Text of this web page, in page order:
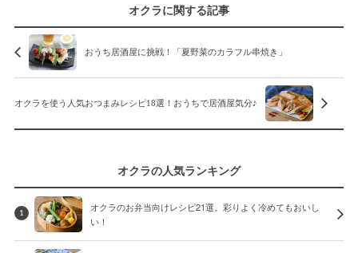
オクラに関する記事
おうち居酒屋に挑戦！「夏野菜のカラフル串焼き」
オクラを使う人気おつまみレシピ18選！おうちで居酒屋気分♪
オクラの人気ランキング
1
オクラのお弁当向けレシピ21選。彩りよく冷めてもおいし
い！